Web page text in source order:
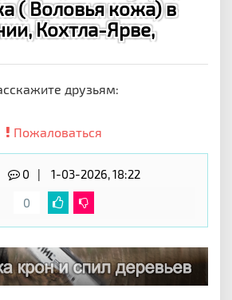
( Воловья кожа) в
Кохтла-Ярве,
друзьям:
Пожаловаться
0
1-03-2026, 18:22
0